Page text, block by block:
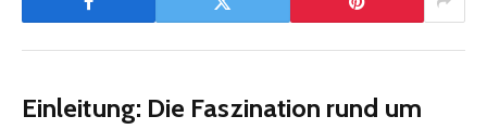
Einleitung: Die Faszination rund um